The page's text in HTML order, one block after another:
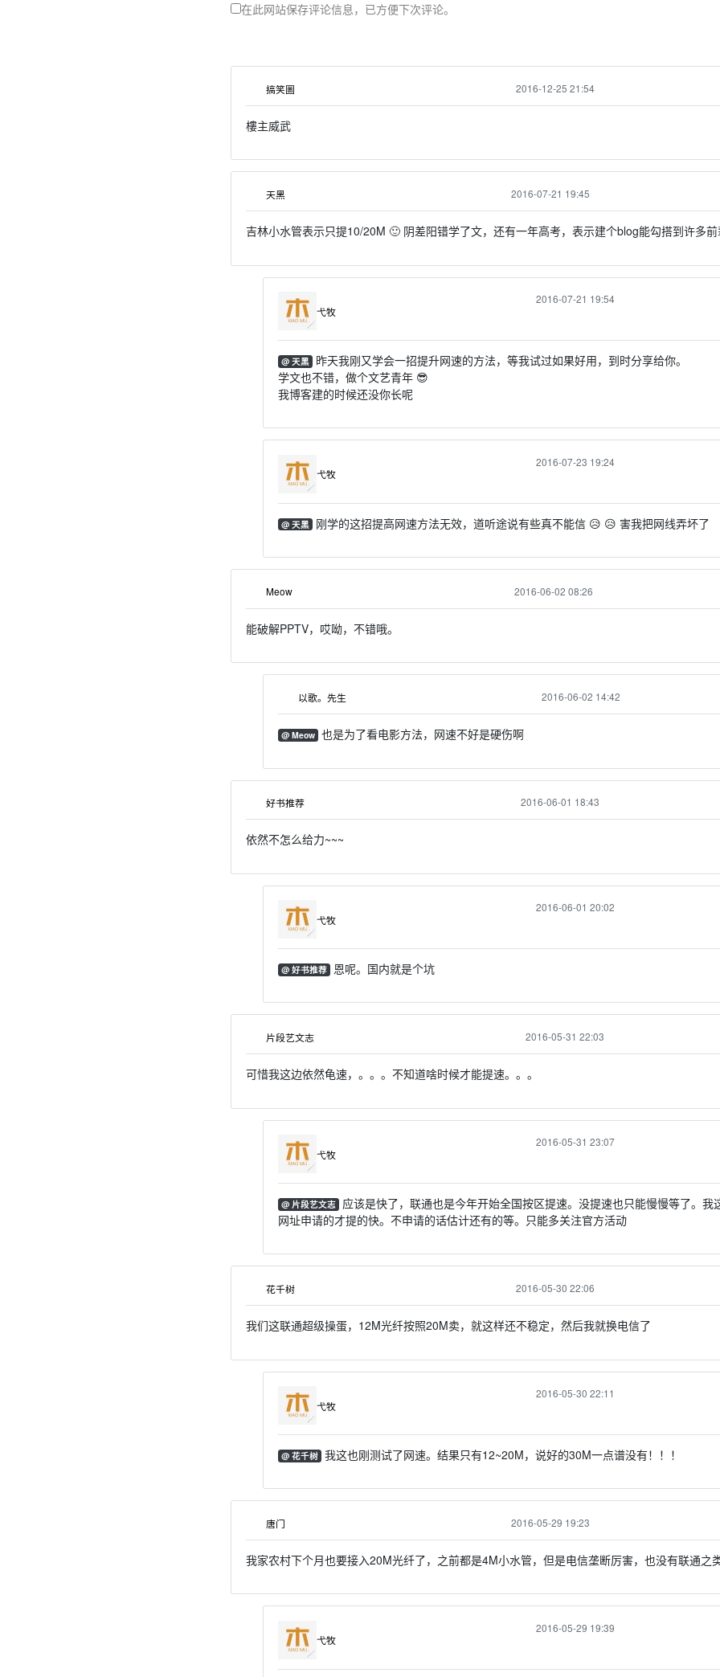
在此网站保存评论信息，已方便下次评论。
搞笑圖 2016-12-25 21:54
樓主威武
天黑 2016-07-21 19:45
吉林小水管表示只提10/20M 🙂 阴差阳错学了文，还有一年高考，表示建个blog能勾搭到许多
弋牧
2016-07-21 19:54
@ 天黑 昨天我刚又学会一招提升网速的方法，等我试过如果好用，到时分享给你。
学文也不错，做个文艺青年 😎
我博客建的时候还没你长呢
弋牧
2016-07-23 19:24
@ 天黑 刚学的这招提高网速方法无效，道听途说有些真不能信 😥 😥 害我把网线弄坏了
Meow 2016-06-02 08:26
能破解PPTV，哎呦，不错哦。
以歌。先生 2016-06-02 14:42
@ Meow 也是为了看电影方法，网速不好是硬伤啊
好书推荐 2016-06-01 18:43
依然不怎么给力~~~
弋牧
2016-06-01 20:02
@ 好书推荐 恩呢。国内就是个坑
片段艺文志 2016-05-31 22:03
可惜我这边依然龟速，。。。不知道啥时候才能提速。。。
弋牧
2016-05-31 23:07
@ 片段艺文志 应该是快了，联通也是今年开始全国按区提速。没提速也只能慢慢等了。我
网址申请的才提的快。不申请的话估计还有的等。只能多关注官方活动
花千树 2016-05-30 22:06
我们这联通超级操蛋，12M光纤按照20M卖，就这样还不稳定，然后我就换电信了
弋牧
2016-05-30 22:11
@ 花千树 我这也刚测试了网速。结果只有12~20M，说好的30M一点谱没有！！！
唐门 2016-05-29 19:23
我家农村下个月也要接入20M光纤了，之前都是4M小水管，但是电信垄断厉害，也没有联通之
弋牧
2016-05-29 19:39